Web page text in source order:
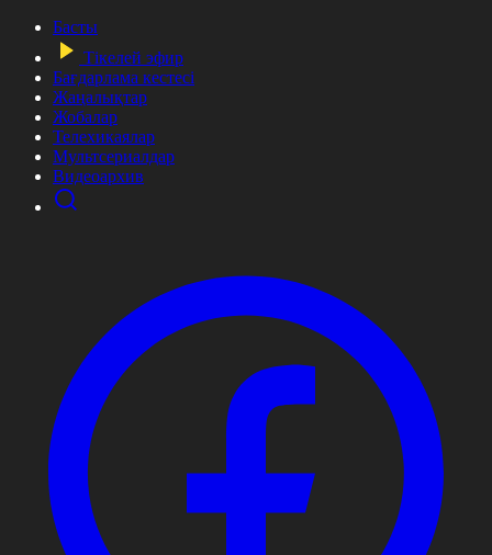
Басты
Тікелей эфир
Бағдарлама кестесі
Жаңалықтар
Жобалар
Телехикаялар
Мультсериалдар
Видеоархив